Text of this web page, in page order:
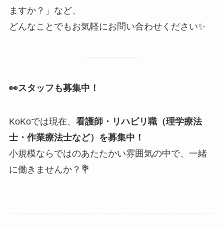
ますか？」など、
どんなことでもお気軽にお問い合わせください✨
👀スタッフも募集中！
KoKoでは現在、 看護師・リハビリ職（理学療法
士・作業療法士など）を募集中！
小規模ならではのあたたかい雰囲気の中で、一緒
に働きませんか？💐